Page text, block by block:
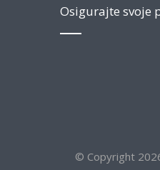
Osigurajte svoje
© Copyright